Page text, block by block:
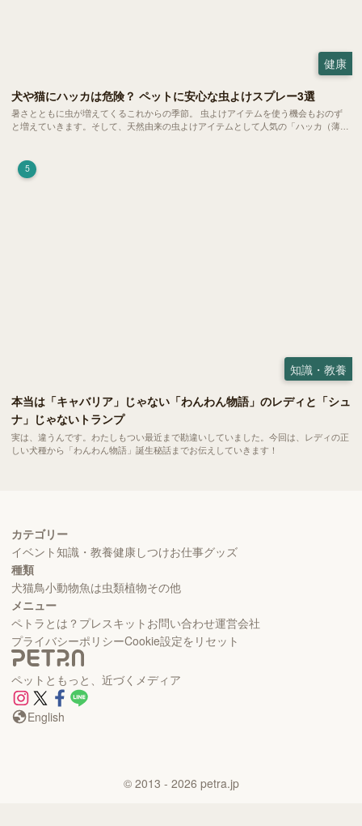
健康
犬や猫にハッカは危険？ ペットに安心な虫よけスプレー3選
暑さとともに虫が増えてくるこれからの季節。 虫よけアイテムを使う機会もおのず
と増えていきます。そして、天然由来の虫よけアイテムとして人気の「ハッカ（薄
5
知識・教養
本当は「キャバリア」じゃない「わんわん物語」のレディと「シュ
ナ」じゃないトランプ
実は、違うんです。わたしもつい最近まで勘違いしていました。今回は、レディの正
しい犬種から「わんわん物語」誕生秘話までお伝えしていきます！
カテゴリー
イベント知識・教養健康しつけお仕事グッズ
種類
犬猫鳥小動物魚は虫類植物その他
メニュー
ペトラとは？ プレスキット お問い合わせ運営会社
プライバシーポリシーCookie設定をリセット
ペットともっと、近づくメディア
English
© 2013 - 2026 petra.jp